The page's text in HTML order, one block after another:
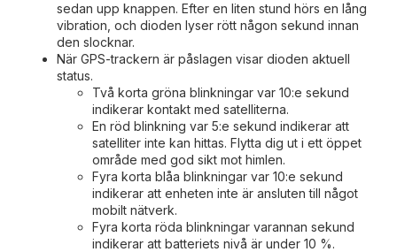
sedan upp knappen. Efter en liten stund hörs en lång
vibration, och dioden lyser rött någon sekund innan
den slocknar.
När GPS-trackern är påslagen visar dioden aktuell
status.
Två korta gröna blinkningar var 10:e sekund
indikerar kontakt med satelliterna.
En röd blinkning var 5:e sekund indikerar att
satelliter inte kan hittas. Flytta dig ut i ett öppet
område med god sikt mot himlen.
Fyra korta blåa blinkningar var 10:e sekund
indikerar att enheten inte är ansluten till något
mobilt nätverk.
Fyra korta röda blinkningar varannan sekund
indikerar att batteriets nivå är under 10 %.